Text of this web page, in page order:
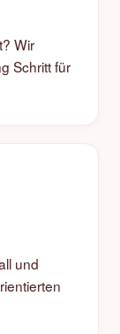
Wir
Schritt für
und